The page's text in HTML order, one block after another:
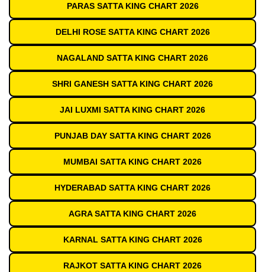
PARAS SATTA KING CHART 2026
DELHI ROSE SATTA KING CHART 2026
NAGALAND SATTA KING CHART 2026
SHRI GANESH SATTA KING CHART 2026
JAI LUXMI SATTA KING CHART 2026
PUNJAB DAY SATTA KING CHART 2026
MUMBAI SATTA KING CHART 2026
HYDERABAD SATTA KING CHART 2026
AGRA SATTA KING CHART 2026
KARNAL SATTA KING CHART 2026
RAJKOT SATTA KING CHART 2026